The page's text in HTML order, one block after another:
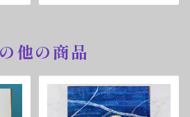
他の商品